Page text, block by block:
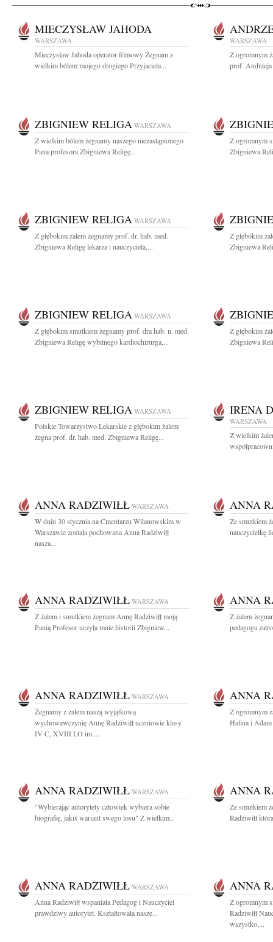
MIECZYSŁAW JAHODA
WARSZAWA
Mieczysław Jahoda operator filmowy Żegnam z
wielkim bólem mojego drogiego Przyjaciela...
WARSZAWA
Z ogromnym
prof. Andrzeja
ZBIGNIEW RELIGA WARSZAWA
Z wielkim bólem żegnamy naszego niezastąpionego
Pana profesora Zbigniewa Religę...
Z ogromnym
Zbigniewa
ZBIGNIEW RELIGA WARSZAWA
Z głębokim żalem żegnamy prof. dr. hab. med.
Zbigniewa Religę lekarza i nauczyciela,...
Z głębokim
Zbigniewa
ZBIGNIEW RELIGA WARSZAWA
Z głębokim smutkiem żegnamy prof. dra hab. n. med.
Zbigniewa Religę wybitnego kardiochirurga,...
Z głębokim
Zbigniewa
ZBIGNIEW RELIGA WARSZAWA
Polskie Towarzystwo Lekarskie z głębokim żalem
żegna prof. dr. hab. med. Zbigniewa Religę...
IRENA
WARSZAWA
Z wielkim
ANNA RADZIWIŁŁ WARSZAWA
W dniu 30 stycznia na Cmentarzu Wilanowskim w
Warszawie została pochowana Anna Radziwiłł
nasza...
ANNA
Ze smutkiem
nauczycielkę
ANNA RADZIWIŁŁ WARSZAWA
Z żalem i smutkiem żegnam Annę Radziwiłł moją
Panią Profesor uczyła mnie historii Zbigniew...
ANNA
Z żalem
pedagoga
ANNA RADZIWIŁŁ WARSZAWA
Żegnamy z żalem naszą wyjątkową
wychowawczynię Annę Radziwiłł uczniowie klasy
IV C, XVIII LO im....
ANNA
Z ogromnym
Halina i
ANNA RADZIWIŁŁ WARSZAWA
"Wybierając autorytety człowiek wybiera sobie
biografię, jakiś wariant swego losu" Z wielkim...
ANNA
Ze smutkiem
Radziwiłł
ANNA RADZIWIŁŁ WARSZAWA
Anna Radziwiłł wspaniała Pedagog i Nauczyciel
prawdziwy autorytet. Kształtowała nasze...
ANNA
Z ogromnym
Radziwiłł
wszystko,...